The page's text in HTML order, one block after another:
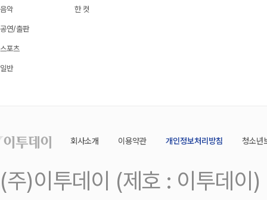
음악
공연/출판
스포츠
일반
한 컷
회사소개 이용약관 개인정보처리방침 청소년
(주)이투데이 (제호 : 이투데